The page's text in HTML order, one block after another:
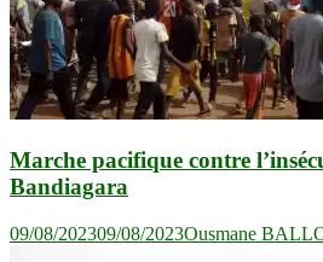
Marche pacifique contre
Bandiagara
09/08/202309/08/2023Ousmane